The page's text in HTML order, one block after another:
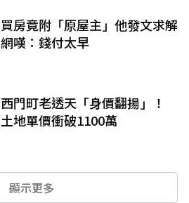
買房竟附「原屋主」他發文求解
網嘆：錢付太早
西門町老透天「身價翻揚」！
土地單價衝破1100萬
顯示更多